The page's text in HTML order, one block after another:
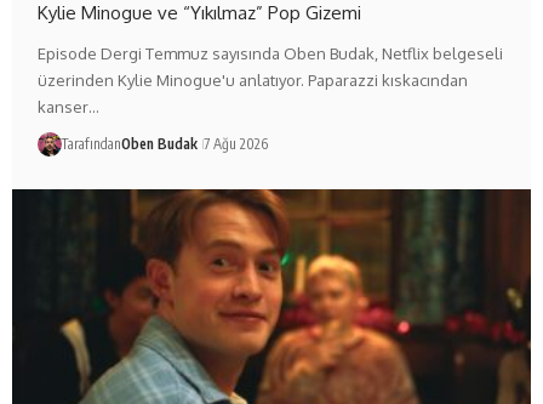
Kylie Minogue ve “Yıkılmaz” Pop Gizemi
Episode Dergi Temmuz sayısında Oben Budak, Netflix belgeseli
üzerinden Kylie Minogue'u anlatıyor. Paparazzi kıskacından
kanser…
TarafındanOben Budak 7 Ağu 2026